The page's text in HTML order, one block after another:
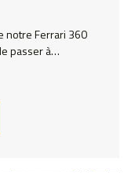
notre Ferrari 360
passer à…